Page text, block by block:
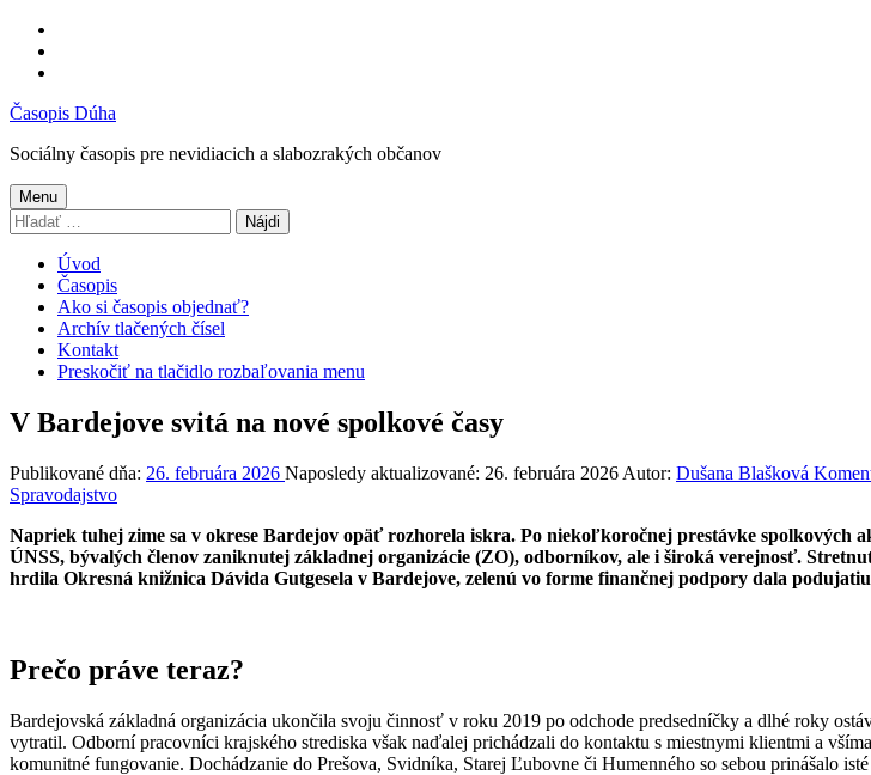
obsah
pätičku
Časopis Dúha
Sociálny časopis pre nevidiacich a slabozrakých občanov
Menu
Hľadať:
Úvod
Časopis
Ako si časopis objednať?
Archív tlačených čísel
Kontakt
Preskočiť na tlačidlo rozbaľovania menu
V Bardejove svitá na nové spolkové časy
Publikované dňa: 26. februára 2026 Naposledy aktualizované: 26. februára 2026 Autor: Dušana Blašková
Spravodajstvo
Napriek tuhej zime sa v okrese Bardejov opäť rozhorela iskra. Po niekoľkoročnej prestávke
ÚNSS, bývalých členov zaniknutej základnej organizácie (ZO), odborníkov, ale i široká verejnosť.
hrdila Okresná knižnica Dávida Gutgesela v Bardejove, zelenú vo forme finančnej podpory dala
Prečo práve teraz?
Bardejovská základná organizácia ukončila svoju činnosť v roku 2019 po odchode predsedníčky a dlhé roky
vytratil. Odborní pracovníci krajského strediska však naďalej prichádzali do kontaktu s miestnymi klientmi a
komunitné fungovanie. Dochádzanie do Prešova, Svidníka, Starej Ľubovne či Humenného so sebou prinášalo